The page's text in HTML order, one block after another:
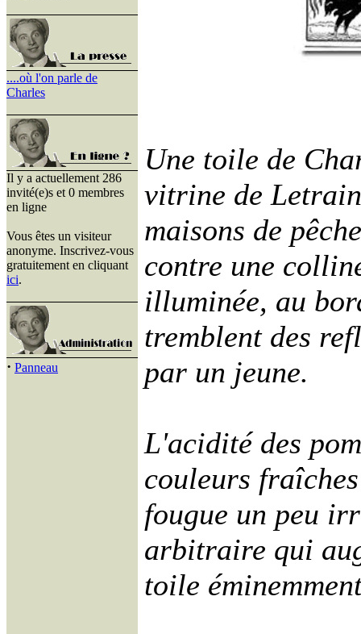
....où l'on parle de
Charles
Il y a actuellement 286
invité(e)s et 0 membres
en ligne
Vous êtes un visiteur
anonyme. Inscrivez-vous
gratuitement en cliquant
ici.
· Panneau
Une toile de
vitrine de
maisons de
contre une
illuminée, au
tremblent des
par un jeune.
L'acidité des
couleurs
fougue un peu
arbitraire qui
toile